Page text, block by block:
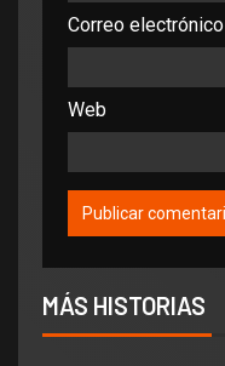
Correo electrónico
Web
MÁS HISTORIAS